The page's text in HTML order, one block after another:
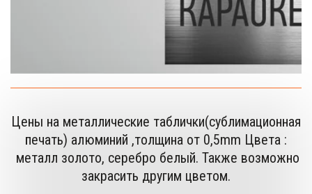
Цены на металлические таблички(сублимационная
печать) алюминий ,толщина от 0,5mm Цвета :
металл золото, серебро белый. Также возможно
закрасить другим цветом.